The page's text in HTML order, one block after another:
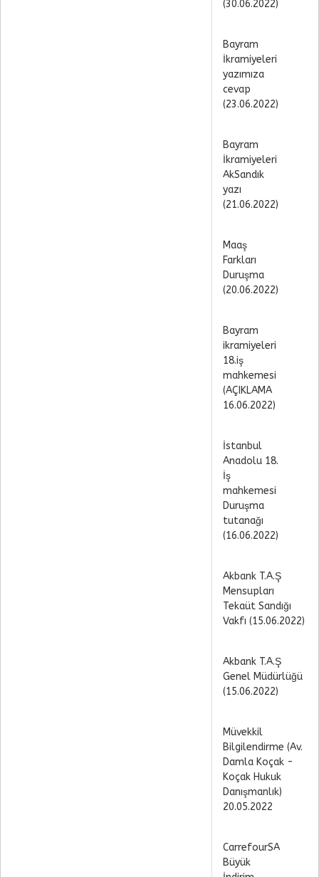
(30.06.2022)
Bayram
İkramiyeleri
yazımıza
cevap
(23.06.2022)
Bayram
İkramiyeleri
AkSandık
yazı
(21.06.2022)
Maaş
Farkları
Duruşma
(20.06.2022)
Bayram
ikramiyeleri
18.iş
mahkemesi
(AÇIKLAMA
16.06.2022)
İstanbul
Anadolu 18.
İş
mahkemesi
Duruşma
tutanağı
(16.06.2022)
Akbank T.A.Ş
Mensupları
Tekaüt Sandığı
Vakfı (15.06.2022)
Akbank T.A.Ş
Genel Müdürlüğü
(15.06.2022)
Müvekkil
Bilgilendirme (Av.
Damla Koçak -
Koçak Hukuk
Danışmanlık)
20.05.2022
CarrefourSA
Büyük